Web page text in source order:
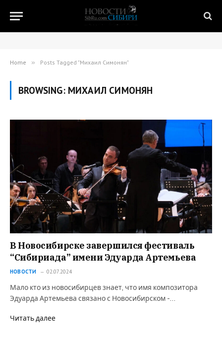
Home » Posts Tagged "Михаил Симонян"
BROWSING: МИХАИЛ СИМОНЯН
В Новосибирске завершился фестиваль
“Сибириада” имени Эдуарда Артемьева
НОВОСТИ 02.07.2024
Мало кто из новосибирцев знает, что имя композитора
Эдуарда Артемьева связано с Новосибирском -…
Читать далее